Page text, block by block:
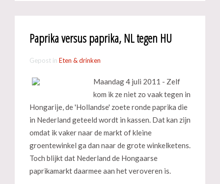
Paprika versus paprika, NL tegen HU
Gepost in Eten & drinken
Maandag 4 juli 2011 - Zelf
kom ik ze niet zo vaak tegen in
Hongarije, de 'Hollandse' zoete ronde paprika die
in Nederland geteeld wordt in kassen. Dat kan zijn
omdat ik vaker naar de markt of kleine
groentewinkel ga dan naar de grote winkelketens.
Toch blijkt dat Nederland de Hongaarse
paprikamarkt daarmee aan het veroveren is.